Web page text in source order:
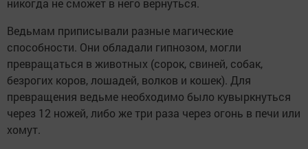
никогда не сможет в него вернуться.
Ведьмам приписывали разные магические
способности. Они обладали гипнозом, могли
превращаться в животных (сорок, свиней, собак,
безрогих коров, лошадей, волков и кошек). Для
превращения ведьме необходимо было кувыркнуться
через 12 ножей, либо же три раза через огонь в печи или
хомут.